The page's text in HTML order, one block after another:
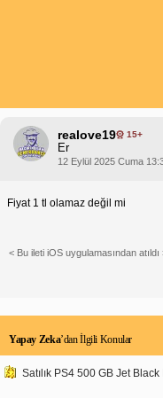
realove19 15+
Er
12 Eylül 2025 Cuma
Fiyat 1 tl olamaz değil mi
< Bu ileti iOS uygulamasından atıldı
Yapay Zeka’dan İlgili Konular
Satılık PS4 500 GB Jet